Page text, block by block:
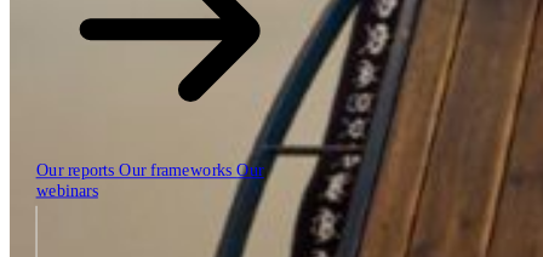
Our reportsOur frameworksOur
webinars